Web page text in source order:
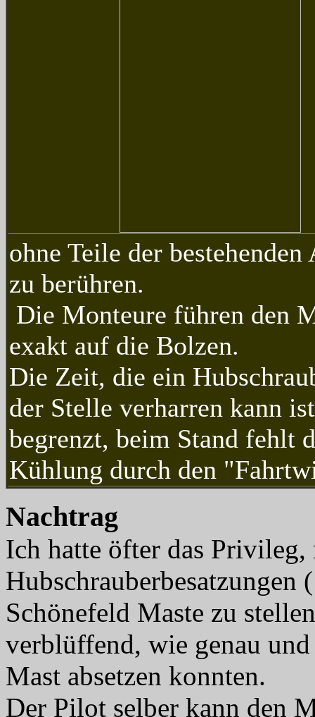
ohne Teile der bestehenden
zu berühren.
Die Monteure führen den
exakt auf die Bolzen.
Die Zeit, die ein
der Stelle verharren kann ist
begrenzt, beim Stand fehlt
Kühlung durch den
Nachtrag
Ich hatte öfter das Privileg,
Schönefeld Maste zu
verblüffend, wie genau
Mast absetzen konnten.
Der Pilot selber kann den